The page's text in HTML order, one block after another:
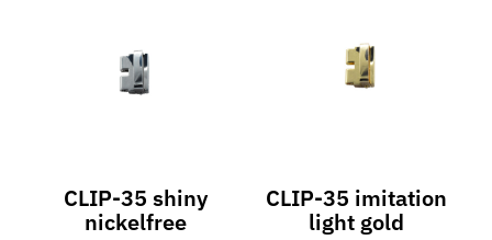
CLIP-35 shiny
nickelfree
CLIP-35 imitation
light gold